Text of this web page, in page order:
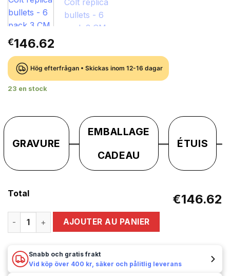
€146.62
Hög efterfrågan • Skickas inom 12-16 dagar
23 en stock
GRAVURE
EMBALLAGE
CADEAU
ÉTUIS
Total €146.62
quantité de Kolser - Colt replika patroner - 6 pack 3 CM
AJOUTER AU PANIER
Snabb och gratis frakt
Vid köp över 400 kr, säker och pålitlig leverans